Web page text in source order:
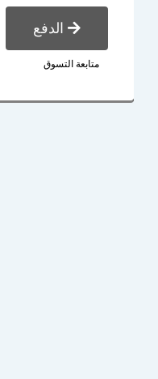
متابعة التسوق